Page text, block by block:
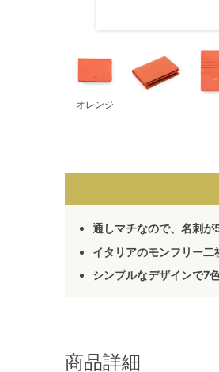
オレンジ
通しマチなので、名刺
イタリアのモンフリー二
シンプルなデザインで7
商品詳細